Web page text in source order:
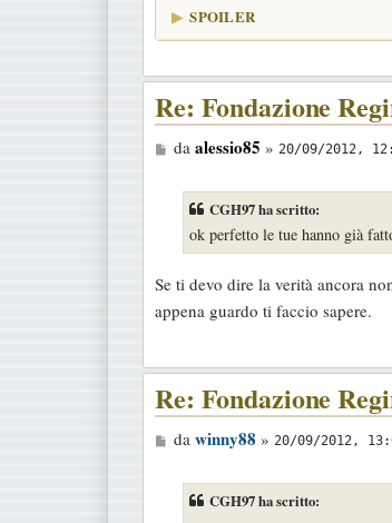
SPOILER
Re: Fondazione
M
g
g
da alessio85 » 20/09/2012,
CGH97 ha scritto:
ok perfetto le tue hanno già
Se ti devo dire la verità ancora
appena guardo ti faccio sapere.
Re: Fondazione
M
da winny88 » 20/09/2012,
CGH97 ha scritto: